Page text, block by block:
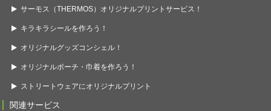
サーモス（THERMOS）オリジナルプリントサービス！
キラキラシールを作ろう！
オリジナルグッズコンシェル！
オリジナルポーチ・巾着を作ろう！
ストリートウェアにオリジナルプリント
関連サービス